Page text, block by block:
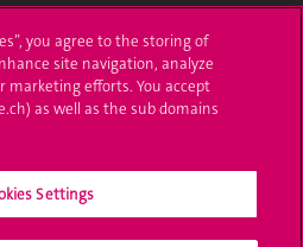
you agree to the storing of
site navigation, analyze
marketing efforts. You accept
as well as the sub domains
Settings